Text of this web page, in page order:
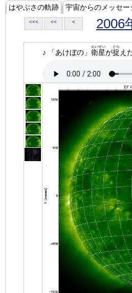
はやぶさの軌跡 宇宙からのメッセー
<<< << < 2006
♪ 「あけぼの」 衛星
えいせい
が捉
とら
え